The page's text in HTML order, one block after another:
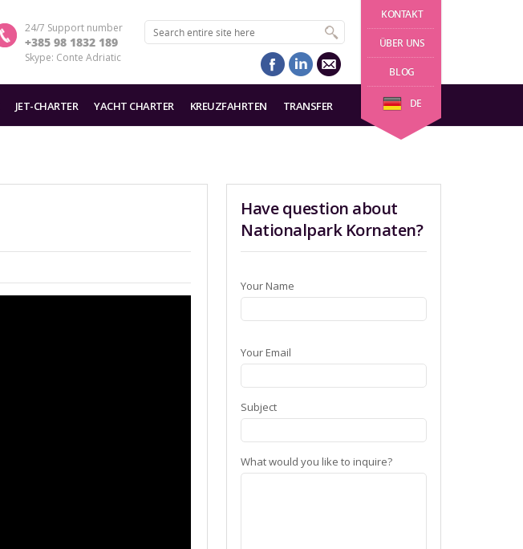
KONTAKT
ÜBER UNS
BLOG
DE
24/7 Support number
+385 98 1832 189
Skype: Conte Adriatic
JET-CHARTER YACHT CHARTER KREUZFAHRTEN TRANSFER
Have question about
Nationalpark Kornaten?
Your Name
Your Email
Subject
What would you like to inquire?